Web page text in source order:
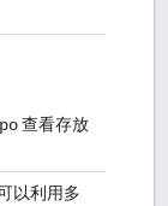
查看存放
以利用多